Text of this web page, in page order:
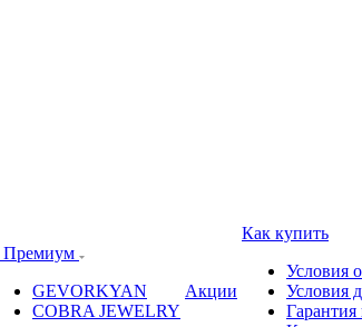
Премиум
GEVORKYAN
COBRA JEWELRY
Акции
Как купить
Условия
Условия
Гарантия